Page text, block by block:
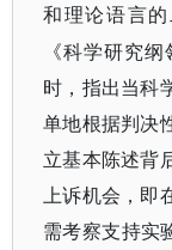
和理论语言的
《科学研究
时，指出当科
单地根据判决
立基本陈述背
上诉机会，即
需考察支持实